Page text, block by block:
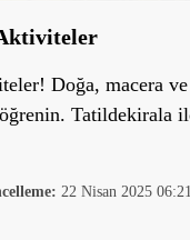
Doğa, macera ve
Tatildekirala
22 Nisan 2025